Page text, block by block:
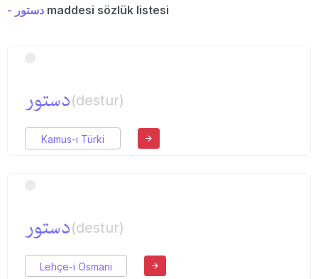
- دستور maddesi sözlük listesi
دستور(destur)
Kamus-ı Türki
دستور(destur)
Lehçe-i Osmani